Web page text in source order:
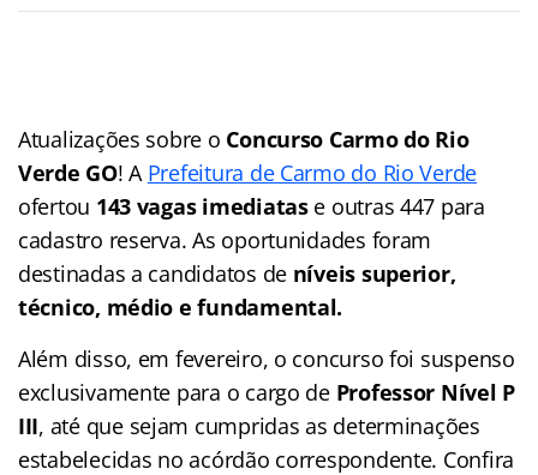
Atualizações sobre o Concurso Carmo do Rio
Verde GO! A Prefeitura de Carmo do Rio Verde
ofertou 143 vagas imediatase outras 447 para
cadastro reserva. As oportunidades foram
destinadas a candidatos de níveis superior,
técnico, médio e fundamental.
Além disso, em fevereiro, o concurso foi suspenso
exclusivamente para o cargo de Professor Nível P
III, até que sejam cumpridas as determinações
estabelecidas no acórdão correspondente. Confira